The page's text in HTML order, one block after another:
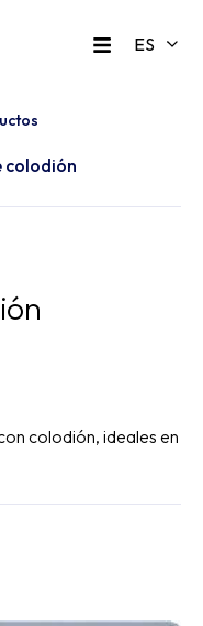
colodión
colodión, ideales en